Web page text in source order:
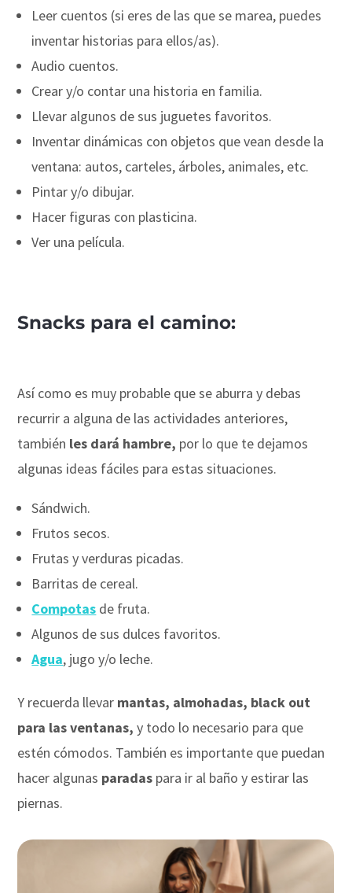
Leer cuentos (si eres de las que se marea, puedes
inventar historias para ellos/as).
Audio cuentos.
Crear y/o contar una historia en familia.
Llevar algunos de sus juguetes favoritos.
Inventar dinámicas con objetos que vean desde la
ventana: autos, carteles, árboles, animales, etc.
Pintar y/o dibujar.
Hacer figuras con plasticina.
Ver una película.
Snacks para el camino:
Así como es muy probable que se aburra y debas
recurrir a alguna de las actividades anteriores,
también les dará hambre, por lo que te dejamos
algunas ideas fáciles para estas situaciones.
Sándwich.
Frutos secos.
Frutas y verduras picadas.
Barritas de cereal.
Compotas de fruta.
Algunos de sus dulces favoritos.
Agua, jugo y/o leche.
Y recuerda llevar mantas, almohadas, black out
para las ventanas, y todo lo necesario para que
estén cómodos. También es importante que puedan
hacer algunas paradas para ir al baño y estirar las
piernas.